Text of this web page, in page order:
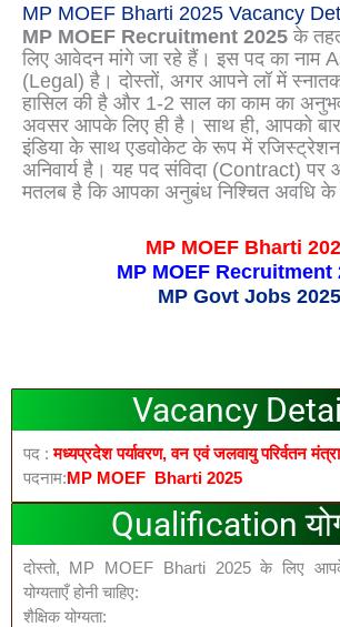
MP MOEF Bharti 2025 Vacancy
MP MOEF Recruitment 2025के
लिए आवेदन मांगे जा रहे हैं। इस पद का नाम
(Legal) है। दोस्तों, अगर आपने लॉ में
हासिल की है और 1-2 साल का काम का
अवसर आपके लिए ही है। साथ ही, आपको
इंडिया के साथ एडवोकेट के रूप में रजिस्ट्रेशन
अनिवार्य है। यह पद संविदा (Contract) पर
मतलब है कि आपका अनुबंध निश्चित अवधि के
MP MOEF Bharti
MP MOEF Recruitment
MP Govt Jobs 2025
Vacancy
पद :मध्‍यप्रदेश पर्यावरण, वन एवं जलवायु परिर्वतन
पदनाम:MP MOEF Bharti 2025
Qualification
दोस्तो, MP MOEF Bharti 2025 के लिए आपके
योग्यताएँ होनी चाहिए:
शैक्षिक योग्यता: